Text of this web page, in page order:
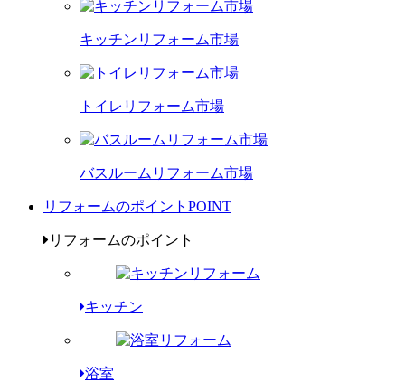
キッチンリフォーム市場
トイレリフォーム市場
バスルームリフォーム市場
リフォームのポイント POINT
リフォームのポイント
キッチン
浴室